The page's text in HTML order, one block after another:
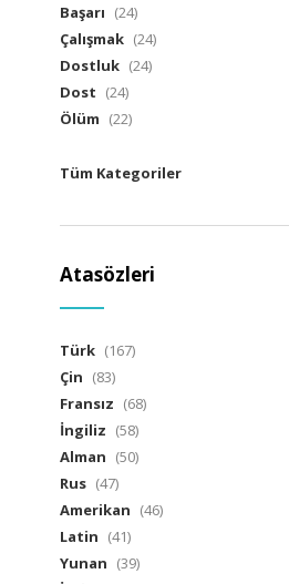
Başarı (24)
Çalışmak (24)
Dostluk (24)
Dost (24)
Ölüm (22)
Tüm Kategoriler
Atasözleri
Türk (167)
Çin (83)
Fransız (68)
İngiliz (58)
Alman (50)
Rus (47)
Amerikan (46)
Latin (41)
Yunan (39)